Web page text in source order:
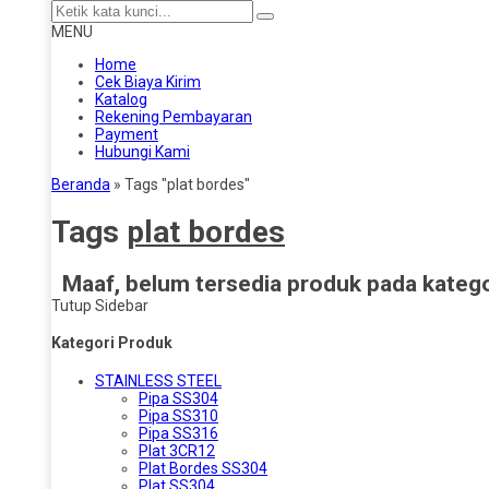
MENU
Home
Cek Biaya Kirim
Katalog
Rekening Pembayaran
Payment
Hubungi Kami
Beranda » Tags "plat bordes"
Tags plat bordes
Maaf, belum tersedia produk pada
Tutup Sidebar
Kategori Produk
STAINLESS STEEL
Pipa SS304
Pipa SS310
Pipa SS316
Plat 3CR12
Plat Bordes SS304
Plat SS304